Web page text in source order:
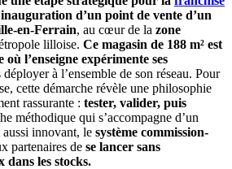
d’un point de vente d’un
en-Ferrain, au cœur de la zone
lilloise. Ce magasin de 188 m² est
l’enseigne expérimente ses
déployer à l’ensemble de son réseau. Pour
cette démarche révèle une philosophie
rassurante : tester, valider, puis
méthodique qui s’accompagne d’un
innovant, le système commission-
partenaires de se lancer sans
dans les stocks.